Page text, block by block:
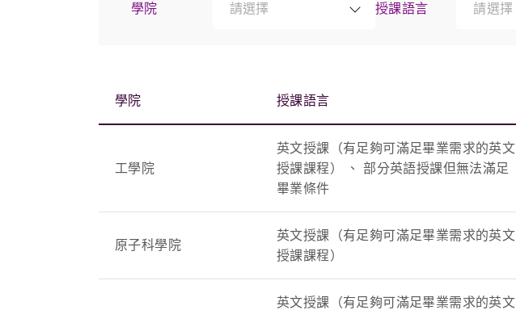
學院 請選擇 授課語言 請選擇
學院 授課語言
工學院
英文授課（有足夠可滿足畢業需求的英文
授課課程） 、 部分英語授課但無法滿足
畢業條件
原子科學院
英文授課（有足夠可滿足畢業需求的英文
授課課程）
英文授課（有足夠可滿足畢業需求的英文